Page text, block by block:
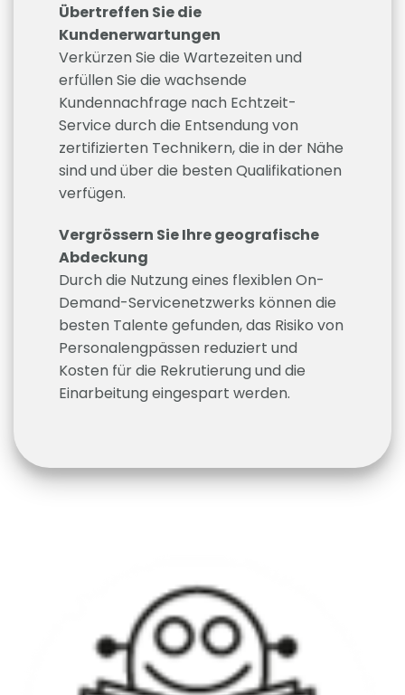
Übertreffen Sie die
Kundenerwartungen
Verkürzen Sie die Wartezeiten und
erfüllen Sie die wachsende
Kundennachfrage nach Echtzeit-
Service durch die Entsendung von
zertifizierten Technikern, die in der Nähe
sind und über die besten Qualifikationen
verfügen.
Vergrössern Sie Ihre geografische
Abdeckung
Durch die Nutzung eines flexiblen On-
Demand-Servicenetzwerks können die
besten Talente gefunden, das Risiko von
Personalengpässen reduziert und
Kosten für die Rekrutierung und die
Einarbeitung eingespart werden.